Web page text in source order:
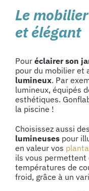
Le
et élégant
Pour éclairer son
pour du mobilier et
lumineux. Par
lumineux, équipés
esthétiques.
la piscine !
Choisissez aussi
lumineuses pour
en valeur vos
ils vous permettent
températures de
froid, grâce à un